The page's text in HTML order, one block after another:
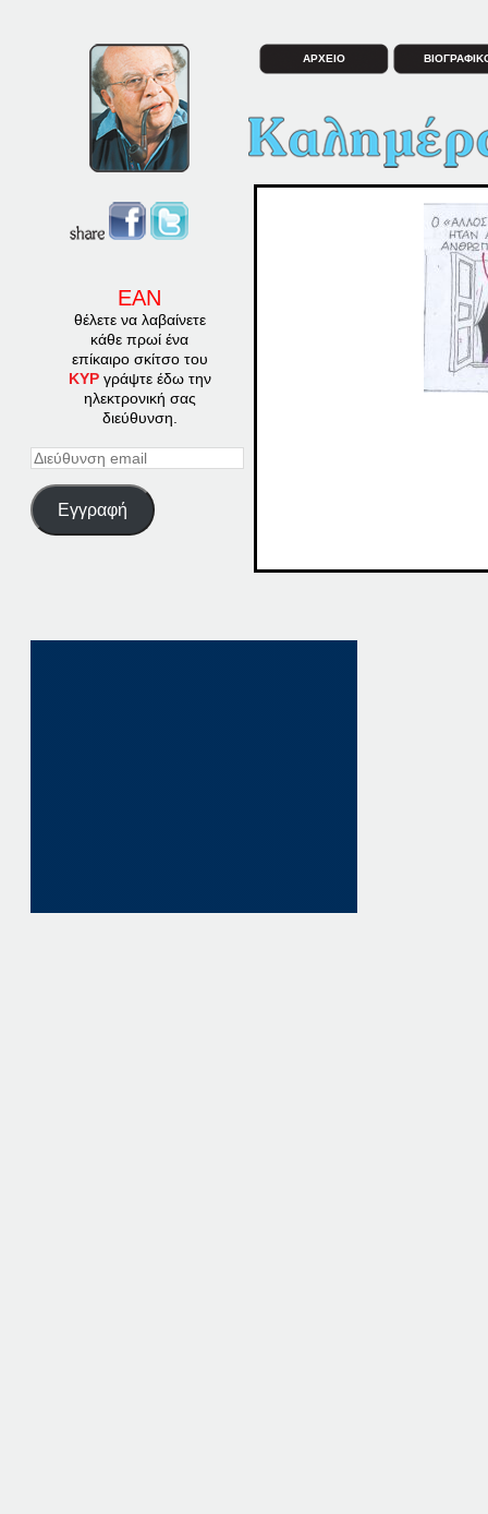
ΕΑΝ
θέλετε να λαβαίνετε
κάθε πρωί ένα
επίκαιρο σκίτσο του
ΚΥΡγράψτε έδω την
ηλεκτρονική σας
διεύθυνση.
Διεύθυνση
Εγγραφή
ΑΡΧΕΙΟ